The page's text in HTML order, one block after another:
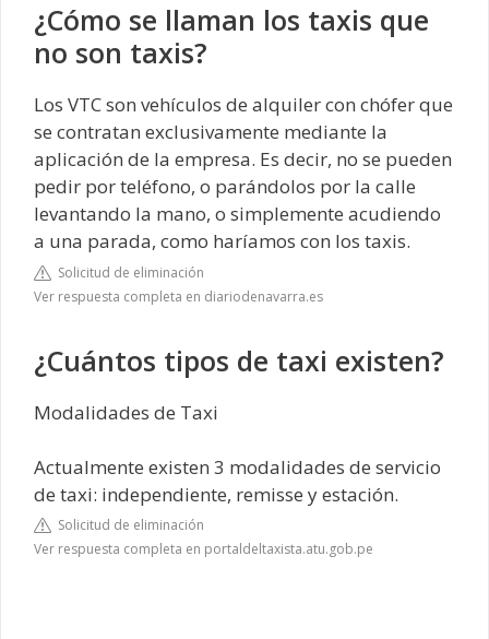
¿Cómo se llaman los taxis que
no son taxis?
Los VTC son vehículos de alquiler con chófer que
se contratan exclusivamente mediante la
aplicación de la empresa. Es decir, no se pueden
pedir por teléfono, o parándolos por la calle
levantando la mano, o simplemente acudiendo
a una parada, como haríamos con los taxis.
Solicitud de eliminación
Ver respuesta completa en diariodenavarra.es
¿Cuántos tipos de taxi existen?
Modalidades de Taxi
Actualmente existen 3 modalidades de servicio
de taxi: independiente, remisse y estación.
Solicitud de eliminación
Ver respuesta completa en portaldeltaxista.atu.gob.pe